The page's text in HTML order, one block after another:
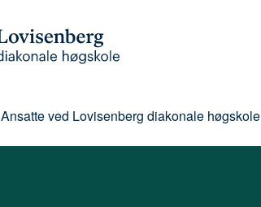
Ansatte ved Lovisenberg diakonale høgskole